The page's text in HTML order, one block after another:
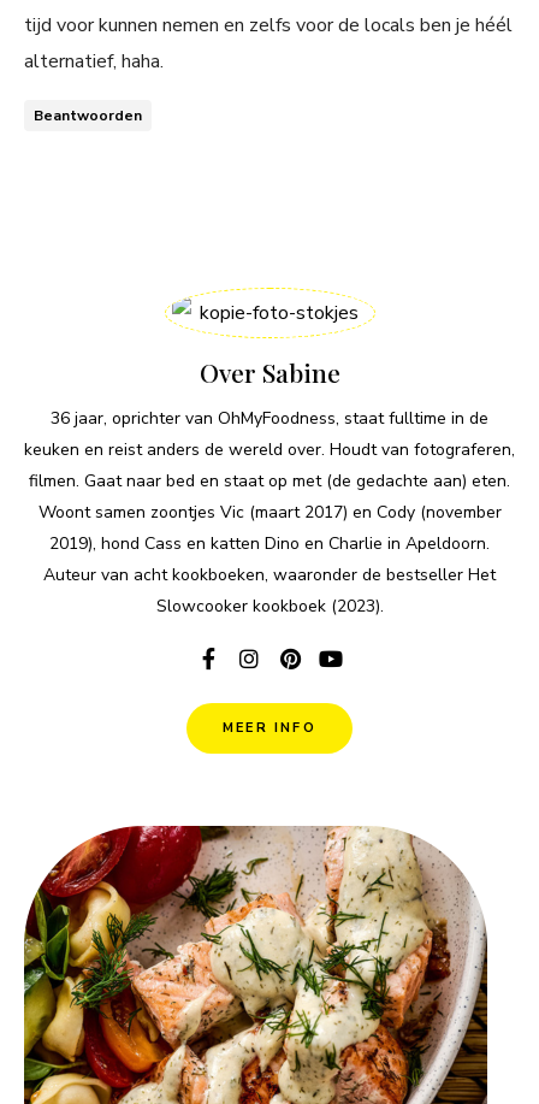
tijd voor kunnen nemen en zelfs voor de locals ben je héél
alternatief, haha.
Beantwoorden
Over Sabine
36 jaar, oprichter van OhMyFoodness, staat fulltime in de
keuken en reist anders de wereld over. Houdt van fotograferen,
filmen. Gaat naar bed en staat op met (de gedachte aan) eten.
Woont samen zoontjes Vic (maart 2017) en Cody (november
2019), hond Cass en katten Dino en Charlie in Apeldoorn.
Auteur van acht kookboeken, waaronder de bestseller Het
Slowcooker kookboek (2023).
MEER INFO